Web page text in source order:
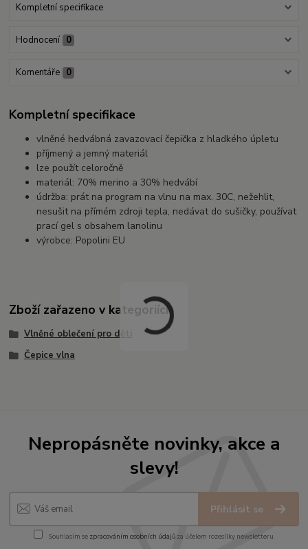
Kompletní specifikace
Hodnocení 0
Komentáře 0
Kompletní specifikace
vlněné hedvábná zavazovací čepička z hladkého úpletu
příjmený a jemný materiál
lze použít celoročně
materiál: 70% merino a 30% hedvábí
údržba: prát na program na vlnu na max. 30C, nežehlit,
nesušit na přímém zdroji tepla, nedávat do sušičky, používat
prací gel s obsahem lanolinu
výrobce: Popolini EU
Zboží zařazeno v kategoriích
Vlněné oblečení pro děti
Čepice vlna
Nepropásněte novinky, akce a
slevy!
Přihlásit se
Souhlasím se zpracováním osobních údajůza účelem rozesílky newsletteru.